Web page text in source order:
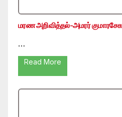
மரண அறிவித்தல்-அமரர்
…
Read More